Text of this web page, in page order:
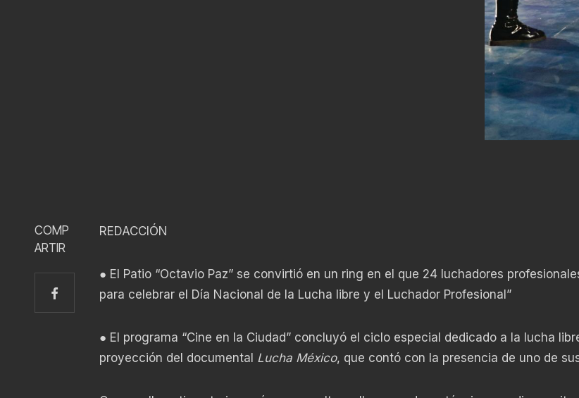
COMP
ARTIR
REDACCIÓN
● El Patio “Octavio Paz” se convirtió en un ring en el que 24 luchadores
para celebrar el Día Nacional de la Lucha libre y el Luchador Profesional”
● El programa “Cine en la Ciudad” concluyó el ciclo especial dedicado a la lucha
proyección del documental Lucha México, que contó con la presencia de uno de